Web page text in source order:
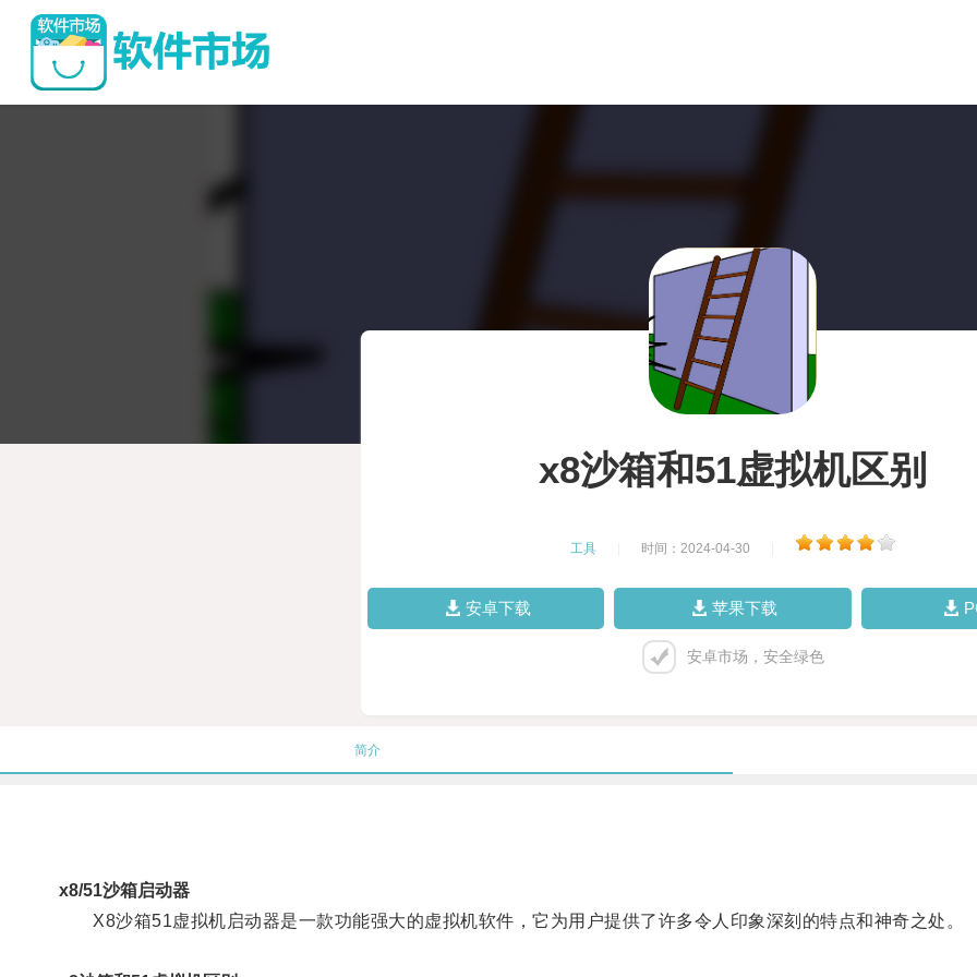
x8沙箱和51虚拟机区别
工具 时间：2024-04-30
安卓下载 苹果下载
安卓市场，安全绿色
简介
x8/51沙箱启动器
X8沙箱51虚拟机启动器是一款功能强大的虚拟机软件，它为用户提供了许多令人印象深刻的特点和神奇之处。